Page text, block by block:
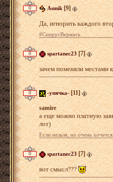
0 Asmik [9]
Да, игнорить каждого
#СпирусВернись
0 spartanec23 [7]
зачем поменяли местами
0 -упячка- [11]
samire
а еще можно платную
лот)
Если нельзя, но очень
0 spartanec23 [7]
вот смысл???